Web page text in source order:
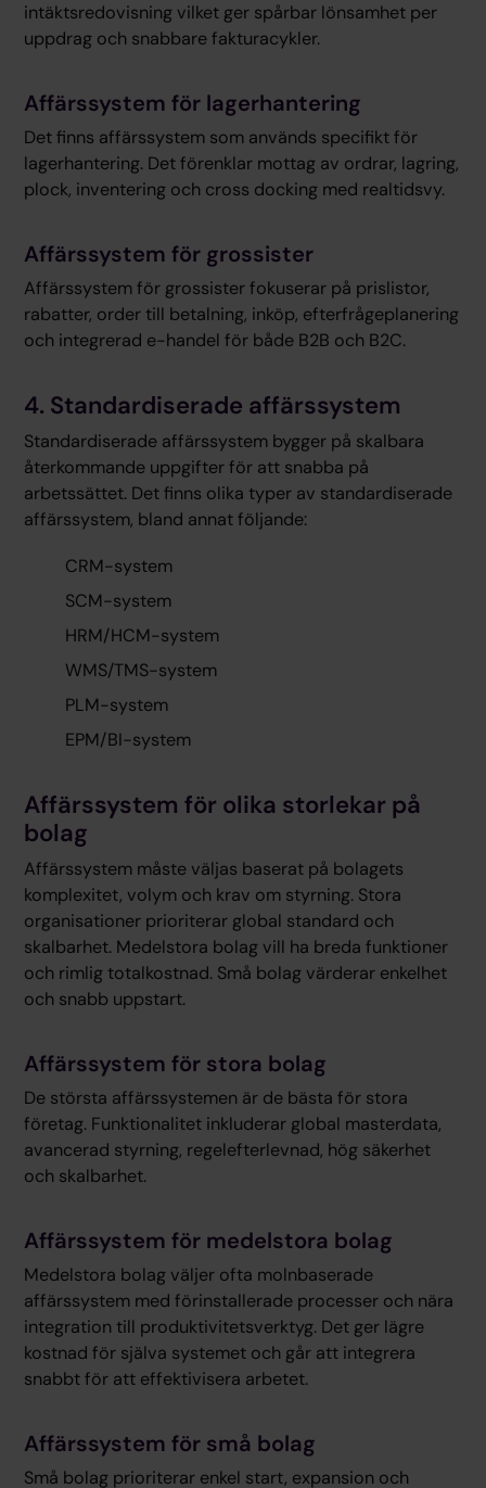
intäktsredovisning vilket ger spårbar lönsamhet per
uppdrag och snabbare fakturacykler.
Affärssystem för lagerhantering
Det finns affärssystem som används specifikt för
lagerhantering. Det förenklar mottag av ordrar, lagring,
plock, inventering och cross docking med realtidsvy.
Affärssystem för grossister
Affärssystem för grossister fokuserar på prislistor,
rabatter, order till betalning, inköp, efterfrågeplanering
och integrerad e-handel för både B2B och B2C.
4. Standardiserade affärssystem
Standardiserade affärssystem bygger på skalbara
återkommande uppgifter för att snabba på
arbetssättet. Det finns olika typer av standardiserade
affärssystem, bland annat följande:
CRM-system
SCM-system
HRM/HCM-system
WMS/TMS-system
PLM-system
EPM/BI-system
Affärssystem för olika storlekar på
bolag
Affärssystem måste väljas baserat på bolagets
komplexitet, volym och krav om styrning. Stora
organisationer prioriterar global standard och
skalbarhet. Medelstora bolag vill ha breda funktioner
och rimlig totalkostnad. Små bolag värderar enkelhet
och snabb uppstart.
Affärssystem för stora bolag
De största affärssystemen är de bästa för stora
företag. Funktionalitet inkluderar global masterdata,
avancerad styrning, regelefterlevnad, hög säkerhet
och skalbarhet.
Affärssystem för medelstora bolag
Medelstora bolag väljer ofta molnbaserade
affärssystem med förinstallerade processer och nära
integration till produktivitetsverktyg. Det ger lägre
kostnad för själva systemet och går att integrera
snabbt för att effektivisera arbetet.
Affärssystem för små bolag
Små bolag prioriterar enkel start, expansion och